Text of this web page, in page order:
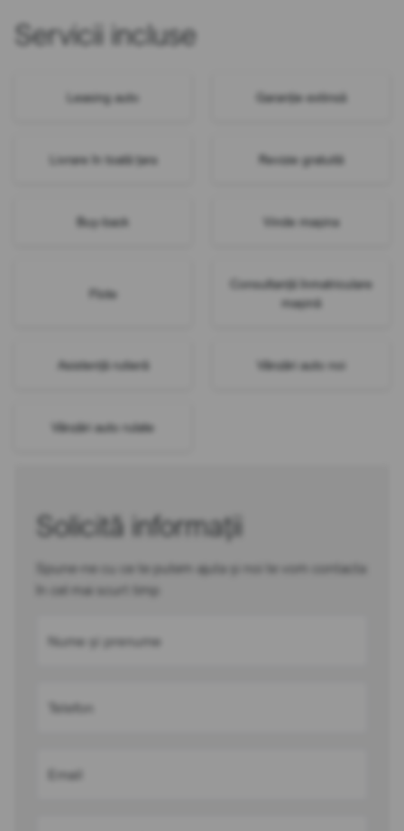
Servicii incluse
Leasing auto Garanție extinsă
Livrare în toată țara Revizie gratuită
Buy-back Vinde mașina
Flote
Consultanță înmatriculare
mașină
Asistență rutieră Vânzări auto noi
Vânzări auto rulate
Solicită informații
Spune-ne cu ce te putem ajuta și noi te vom contacta
în cel mai scurt timp
Nume și prenume
Telefon
Email